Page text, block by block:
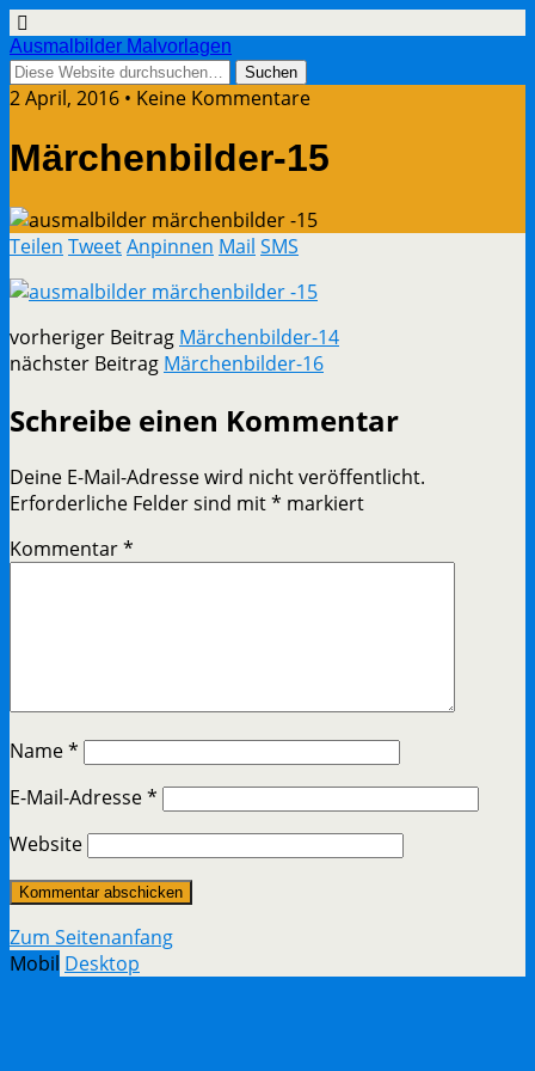
Ausmalbilder Malvorlagen
2 April, 2016 • Keine Kommentare
Märchenbilder-15
Teilen TweetAnpinnen Mail SMS
vorheriger Beitrag Märchenbilder-14
nächster Beitrag Märchenbilder-16
Schreibe einen Kommentar
Deine E-Mail-Adresse wird nicht veröffentlicht.
Erforderliche Felder sind mit* markiert
Kommentar*
Name*
E-Mail-Adresse*
Website
Zum Seitenanfang
Mobil Desktop